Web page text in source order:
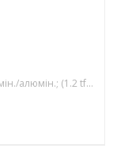
Примітка: з конд.; акпп/мкпп; 306x104x55; алюмін./алюмін.; (1.2 tfsi/1.4 tfsi/1.4 tsi/1.2 tsi)